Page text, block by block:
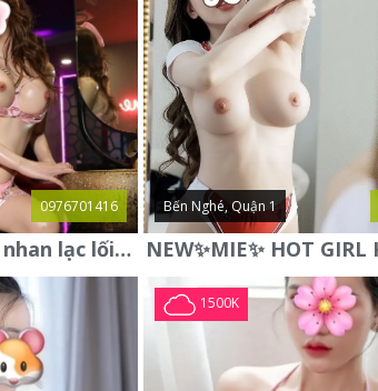
0976701416
❤️ Linh Miu ❤️ hồng nhan lạc lối , vẻ đẹp không thể chối từ .
Bến Nghé, Quận 1
1500K